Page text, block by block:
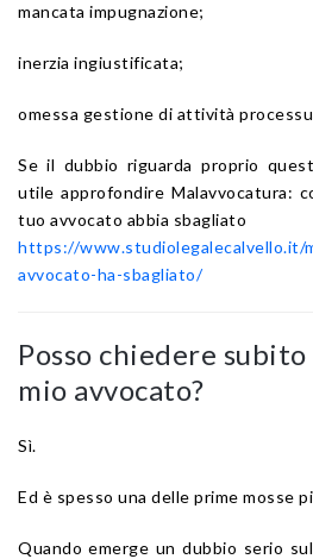
mancata impugnazione;
inerzia ingiustificata;
omessa gestione di attività
Se il dubbio riguarda proprio
utile approfondire Malavvocatura:
tuo avvocato abbia sbagliato
https://www.studiolegalecalvello.it/
avvocato-ha-sbagliato/
Posso chiedere
mio avvocato?
Sì.
Ed è spesso una delle prime mosse
Quando emerge un dubbio serio